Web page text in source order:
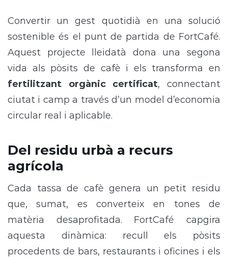
Convertir un gest quotidià en una solució
sostenible és el punt de partida de FortCafé.
Aquest projecte lleidatà dona una segona
vida als pòsits de cafè i els transforma en
fertilitzant orgànic certificat, connectant
ciutat i camp a través d’un model d’economia
circular real i aplicable.
Del residu urbà a recurs
agrícola
Cada tassa de cafè genera un petit residu
que, sumat, es converteix en tones de
matèria desaprofitada. FortCafé capgira
aquesta dinàmica: recull els pòsits
procedents de bars, restaurants i oficines i els